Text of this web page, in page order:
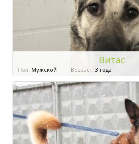
Витас
Пол: Мужской Возраст: 3 года